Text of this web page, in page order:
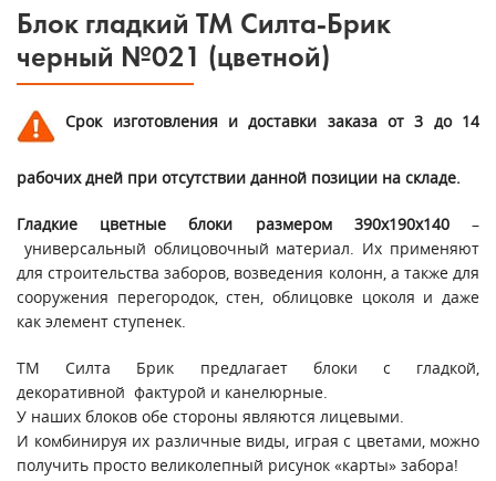
Блок гладкий ТМ Силта-Брик
черный №021 (цветной)
Срок изготовления и доставки заказа от 3 до 14
рабочих дней при отсутствии данной позиции на складе.
Гладкие цветные блоки размером 390х190х140–
универсальный облицовочный материал. Их применяют
для строительства заборов, возведения колонн, а также для
сооружения перегородок, стен, облицовке цоколя и даже
как элемент ступенек.
ТМ Силта Брик предлагает блоки с гладкой,
декоративной фактурой и канелюрные.
У наших блоков обе стороны являются лицевыми.
И комбинируя их различные виды, играя с цветами, можно
получить просто великолепный рисунок «карты» забора!